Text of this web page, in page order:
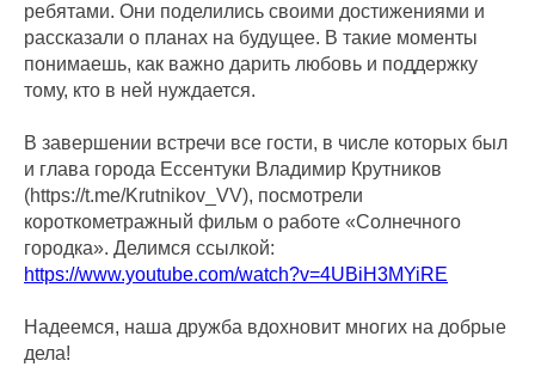
ребятами. Они поделились своими достижениями и
рассказали о планах на будущее. В такие моменты
понимаешь, как важно дарить любовь и поддержку
тому, кто в ней нуждается.
В завершении встречи все гости, в числе которых был
и глава города Ессентуки Владимир Крутников
(https://t.me/Krutnikov_VV), посмотрели
короткометражный фильм о работе «Солнечного
городка». Делимся ссылкой:
https://www.youtube.com/watch?v=4UBiH3MYiRE
Надеемся, наша дружба вдохновит многих на добрые
дела!